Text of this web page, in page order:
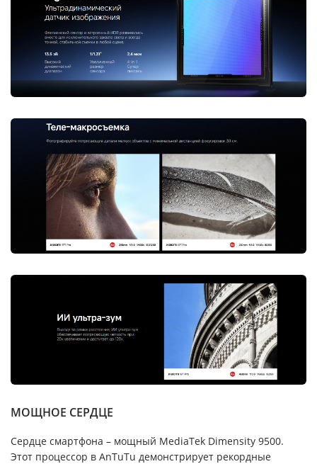
МОЩНОЕ СЕРДЦЕ
Сердце смартфона – мощный MediaTek Dimensity 9500.
Этот процессор в AnTuTu демонстрирует рекордные